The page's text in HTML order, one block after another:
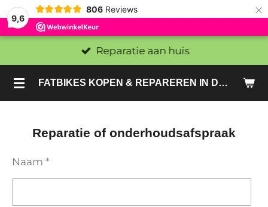
9,6
806 Reviews ×
FATBIKES KOPEN & REPAREREN IN DEN HAAG EN ZOETERMEER - SACHE BIKES
Reparatie aan huis
Reparatie of onderhoudsafspraak
Naam *